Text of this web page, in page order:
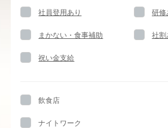
社員登用あり 研修
まかない・食事補助 社割
祝い金支給
飲食店
ナイトワーク